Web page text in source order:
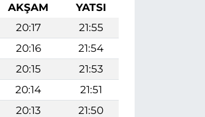
AKŞAM
YATSI
20:17
21:55
20:16
21:54
20:15
21:53
20:14
21:51
20:13
21:50